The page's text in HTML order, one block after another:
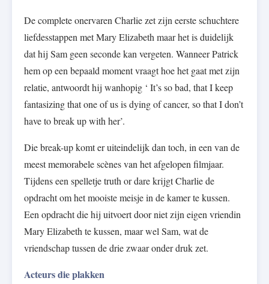
De complete onervaren Charlie zet zijn eerste schuchtere
liefdesstappen met Mary Elizabeth maar het is duidelijk
dat hij Sam geen seconde kan vergeten. Wanneer Patrick
hem op een bepaald moment vraagt hoe het gaat met zijn
relatie, antwoordt hij wanhopig ‘ It’s so bad, that I keep
fantasizing that one of us is dying of cancer, so that I don’t
have to break up with her’.
Die break-up komt er uiteindelijk dan toch, in een van de
meest memorabele scènes van het afgelopen filmjaar.
Tijdens een spelletje truth or dare krijgt Charlie de
opdracht om het mooiste meisje in de kamer te kussen.
Een opdracht die hij uitvoert door niet zijn eigen vriendin
Mary Elizabeth te kussen, maar wel Sam, wat de
vriendschap tussen de drie zwaar onder druk zet.
Acteurs die plakken